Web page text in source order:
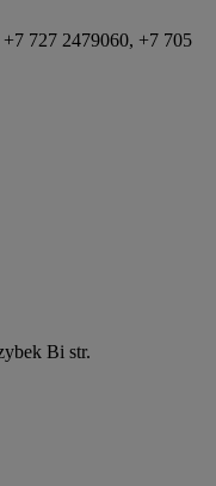
727 2479060, +7 705
Bi str.